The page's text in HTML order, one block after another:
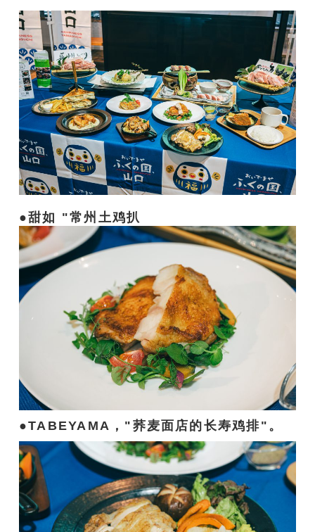
甜如 "常州土鸡扒
TABEYAMA，"荞麦面店的长寿鸡排"。